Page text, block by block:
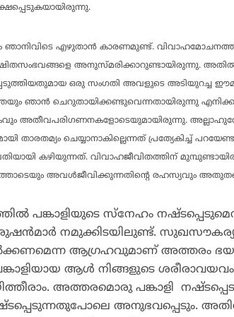
എഴുതാന്‍ കാരണമുണ്ട്.
അനുസ്മരിക്കാറുണ്ടായിരുന്നു. അതില്‍
ഒരു സംഗതി അവളുടെ അടിയുറച്ച
ഞാന്‍ ചെറുതായിക്കണ്ടുവെന്നതായിരുന്നു
അതീവപരിഗണനകളോടെയുമായിരുന്നു.
താരതമ്യം ചെയ്യാനാകില്ലെന്നത് പ്രത്യേകിച്ച്
കഴിയുന്നത്. വിവാഹജീവിതത്തിന്
അവള്‍ജീവിക്കുന്നതിന്റെ രഹസ്യവും
പങ്കാളിയുടെ സ്‌നേഹം
നമുക്കിടയിലുണ്ട്.
ആഗ്രഹവുമാണ് അത്തരം
ആള്‍ നിങ്ങളുടെ
അത്തരമൊരു പങ്കാളി
അനുഭവപ്പെടും.